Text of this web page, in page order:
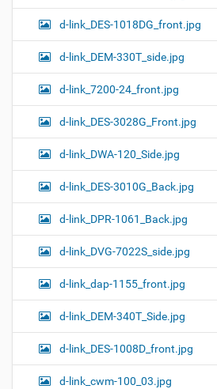
d-link_DES-1018DG_front.jpg
d-link_DEM-330T_side.jpg
d-link_7200-24_front.jpg
d-link_DES-3028G_Front.jpg
d-link_DWA-120_Side.jpg
d-link_DES-3010G_Back.jpg
d-link_DPR-1061_Back.jpg
d-link_DVG-7022S_side.jpg
d-link_dap-1155_front.jpg
d-link_DEM-340T_Side.jpg
d-link_DES-1008D_front.jpg
d-link_cwm-100_03.jpg